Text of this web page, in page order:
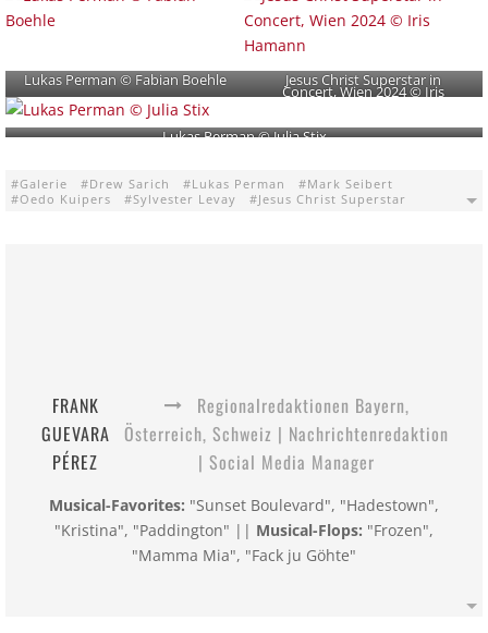
Lukas Perman © Fabian Boehle Jesus Christ Superstar in
Concert, Wien 2024 © Iris
Hamann
Lukas Perman © Julia Stix
Galerie Drew Sarich Lukas Perman
Mark Seibert
Oedo Kuipers
Sylvester Levay Jesus Christ Superstar
FRANK
GUEVARA
PÉREZ
Regionalredaktionen Bayern,
Österreich, Schweiz | Nachrichtenredaktion
| Social Media Manager
Musical-Favorites: "Sunset Boulevard", "Hadestown",
"Kristina", "Paddington" || Musical-Flops: "Frozen",
"Mamma Mia", "Fack ju Göhte"